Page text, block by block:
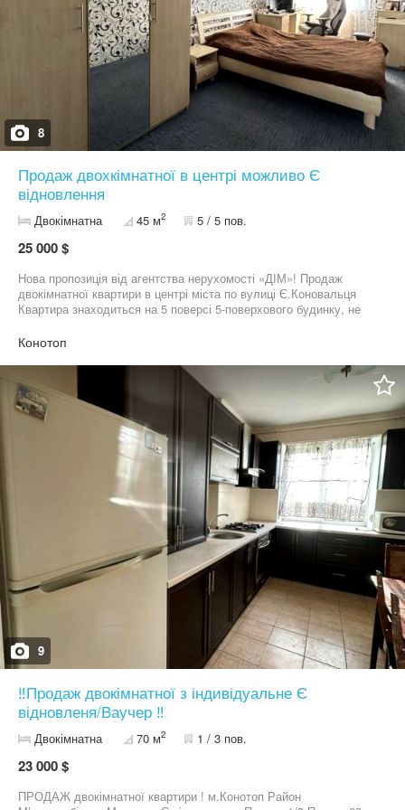
8
Продаж двохкімнатної в центрі можливо Є
відновлення
Двокімнатна 45 м2 5 / 5 пов.
25 000 $
Нова пропозиція від агентства нерухомості «ДІМ»! Продаж
двокімнатної квартири в центрі міста по вулиці Є.Коновальця
Квартира знаходиться на 5 поверсі 5-поверхового будинку, не
Укомплектована меблями та побутовою технікою - Пластикові
оренду Чудовий варіант як для власного проживання, так і для
інвестування
Конотоп
9
‼️Продаж двокімнатної з індивідуальне Є
відновленя/Ваучер ‼️
Двокімнатна 70 м2 1 / 3 пов.
23 000 $
ПРОДАЖ двокімнатної квартири ! м.Конотоп Район